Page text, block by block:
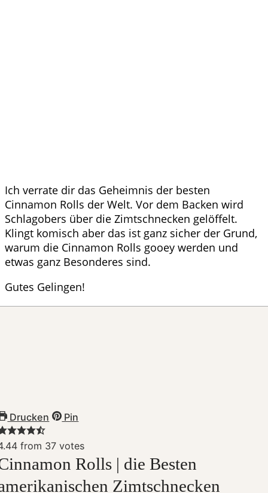
Ich verrate dir das Geheimnis der besten
Cinnamon Rolls der Welt. Vor dem Backen wird
Schlagobers über die Zimtschnecken gelöffelt.
Klingt komisch aber das ist ganz sicher der Grund,
warum die Cinnamon Rolls gooey werden und
etwas ganz Besonderes sind.
Gutes Gelingen!
Drucken Pin
from 37 votes
Rolls | die Besten
Zimtschnecken